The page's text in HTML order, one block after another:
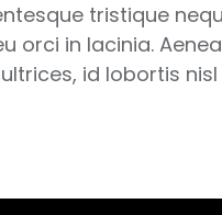
tristique
orci in lacinia.
id lobortis